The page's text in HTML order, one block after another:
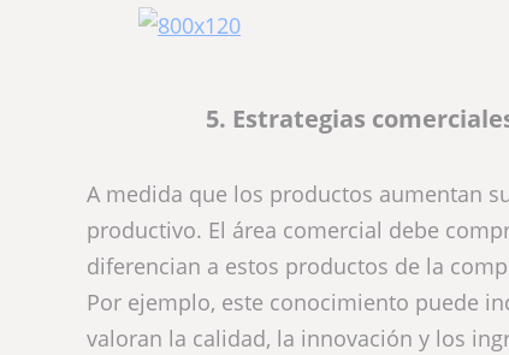
5. Estrategias
A medida que los productos aumentan
productivo. El área comercial debe
diferencian a estos productos de la
Por ejemplo, este conocimiento puede
valoran la calidad, la innovación y los